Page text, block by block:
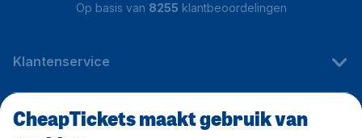
Op basis van 8255 klantbeoordelingen
Klantenservice
CheapTickets.be
CheapTickets maakt gebruik van